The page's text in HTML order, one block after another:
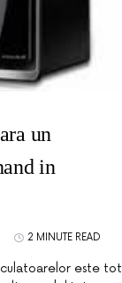
un
in
2 MINUTE READ
este tot